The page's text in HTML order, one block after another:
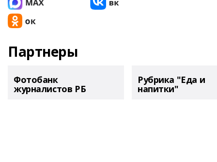
Партнеры
Фотобанк
журналистов РБ
Рубрика "Еда и
напитки"